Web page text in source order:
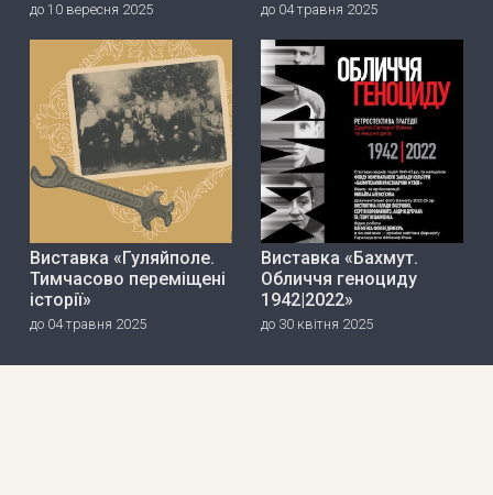
до 10 вересня 2025 до 04 травня 2025
Виставка «Гуляйполе.
Тимчасово переміщені
історії»
до 04 травня 2025
Виставка «Бахмут.
Обличчя геноциду
1942|2022»
до 30 квітня 2025